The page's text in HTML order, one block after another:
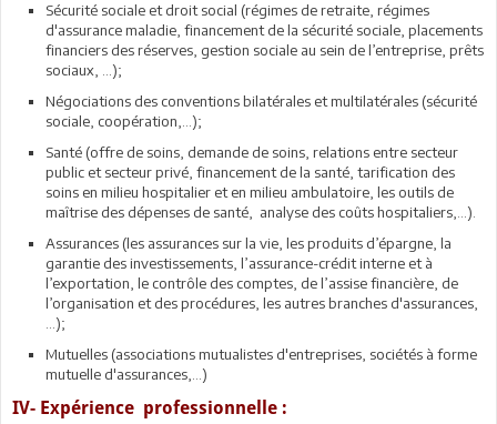
Sécurité sociale et droit social (régimes de retraite, régimes
d'assurance maladie, financement de la sécurité sociale, placements
financiers des réserves, gestion sociale au sein de l’entreprise, prêts
sociaux, …);
Négociations des conventions bilatérales et multilatérales (sécurité
sociale, coopération,…);
Santé (offre de soins, demande de soins, relations entre secteur
public et secteur privé, financement de la santé, tarification des
soins en milieu hospitalier et en milieu ambulatoire, les outils de
maîtrise des dépenses de santé, analyse des coûts hospitaliers,…).
Assurances (les assurances sur la vie, les produits d’épargne, la
garantie des investissements, l’assurance-crédit interne et à
l’exportation, le contrôle des comptes, de l’assise financière, de
l’organisation et des procédures, les autres branches d'assurances,
…);
Mutuelles (associations mutualistes d'entreprises, sociétés à forme
mutuelle d'assurances,…)
IV- Expérience professionnelle :